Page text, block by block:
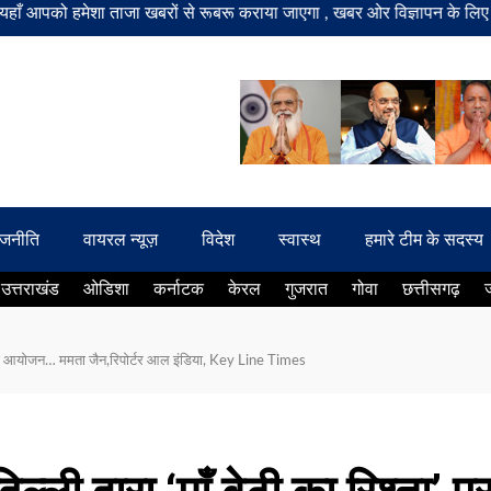
ताजा खबरों से रूबरू कराया जाएगा , खबर ओर विज्ञापन के लिए
वायरल न्यूज़ विदेश स्वास्थ हमारे टीम के सदस्य
उत्तराखंड ओडिशा कर्नाटक केरल गुजरात गोवा छत्तीसगढ़
का आयोजन… ममता जैन,रिपोर्टर आल इंडिया, Key Line Times